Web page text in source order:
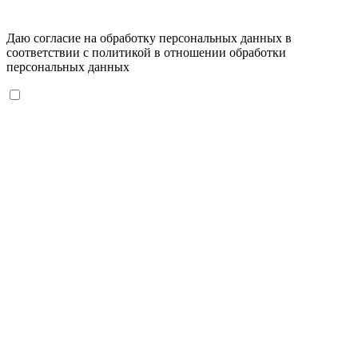
Даю согласие на обработку персональных данных в
соответствии с политикой в отношении обработки
персональных данных